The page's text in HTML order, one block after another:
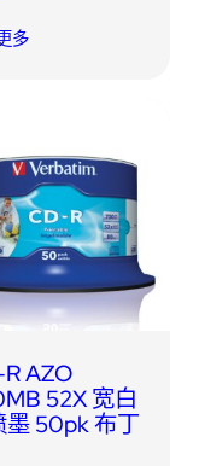
多
AZO
52X 宽白
墨 50pk 布丁